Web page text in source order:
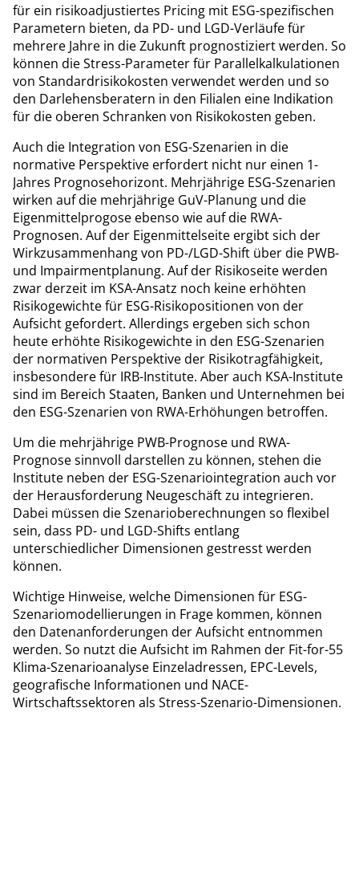
für ein risikoadjustiertes Pricing mit ESG-spezifischen
Parametern bieten, da PD- und LGD-Verläufe für
mehrere Jahre in die Zukunft prognostiziert werden. So
können die Stress-Parameter für Parallelkalkulationen
von Standardrisikokosten verwendet werden und so
den Darlehensberatern in den Filialen eine Indikation
für die oberen Schranken von Risikokosten geben.
Auch die Integration von ESG-Szenarien in die
normative Perspektive erfordert nicht nur einen 1-
Jahres Prognosehorizont. Mehrjährige ESG-Szenarien
wirken auf die mehrjährige GuV-Planung und die
Eigenmittelprogose ebenso wie auf die RWA-
Prognosen. Auf der Eigenmittelseite ergibt sich der
Wirkzusammenhang von PD-/LGD-Shift über die PWB-
und Impairmentplanung. Auf der Risikoseite werden
zwar derzeit im KSA-Ansatz noch keine erhöhten
Risikogewichte für ESG-Risikopositionen von der
Aufsicht gefordert. Allerdings ergeben sich schon
heute erhöhte Risikogewichte in den ESG-Szenarien
der normativen Perspektive der Risikotragfähigkeit,
insbesondere für IRB-Institute. Aber auch KSA-Institute
sind im Bereich Staaten, Banken und Unternehmen bei
den ESG-Szenarien von RWA-Erhöhungen betroffen.
Um die mehrjährige PWB-Prognose und RWA-
Prognose sinnvoll darstellen zu können, stehen die
Institute neben der ESG-Szenariointegration auch vor
der Herausforderung Neugeschäft zu integrieren.
Dabei müssen die Szenarioberechnungen so flexibel
sein, dass PD- und LGD-Shifts entlang
unterschiedlicher Dimensionen gestresst werden
können.
Wichtige Hinweise, welche Dimensionen für ESG-
Szenariomodellierungen in Frage kommen, können
den Datenanforderungen der Aufsicht entnommen
werden. So nutzt die Aufsicht im Rahmen der Fit-for-55
Klima-Szenarioanalyse Einzeladressen, EPC-Levels,
geografische Informationen und NACE-
Wirtschaftssektoren als Stress-Szenario-Dimensionen.